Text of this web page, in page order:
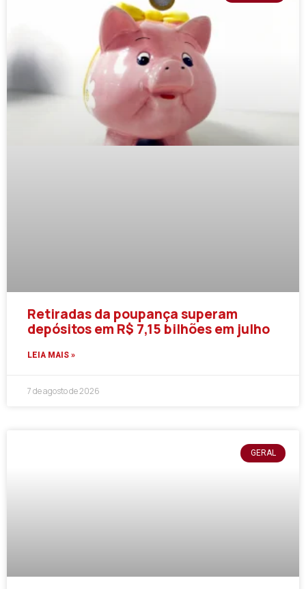
Retiradas da poupança superam
depósitos em R$ 7,15 bilhões em julho
LEIA MAIS »
7 de agosto de 2026
GERAL